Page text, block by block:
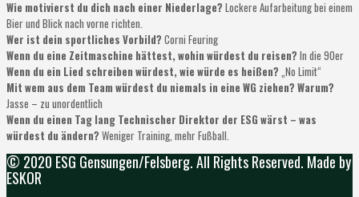
Wie motivierst du dich nach einer Niederlage? Lockere Aufarbeitung bei einem
Bier und Blick nach vorne richten.
Wer ist dein sportliches Vorbild? Corni Feuring
Wenn du eine Zeitmaschine hättest, wohin würdest du reisen? In die 90er
Wenn du ein Lied schreiben würdest, wie würde es heißen? „No Limit“
Mit wem aus dem Team würdest du niemals in eine WG ziehen? Warum?
Jasse – zu unordentlich
Wenn du einen Tag lang Technischer Direktor der ESG wärst – was
würdest du ändern? Weniger Training, mehr Fußball.
© 2020 ESG Gensungen/Felsberg. All Rights Reserved. Made by
ESKOR